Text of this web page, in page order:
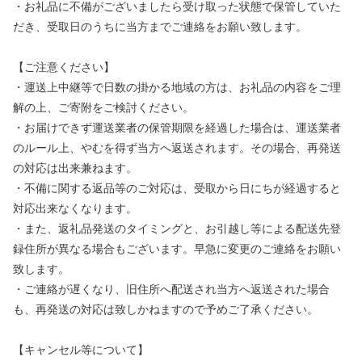
・お礼品に不備がございましたら受け取った状態で保管していた
だき、受取日のうちに当方までご連絡をお願い致します。
【ご注意ください】
・運送上中継等で日数の掛かる地域の方は、お礼品の内容をご理
解の上、ご寄附をご検討ください。
・お届けできず運送業者の保管期限を経過した場合は、運送業者
のルール上、やむを得ず当方へ返送されます。その場合、再発送
の対応は出来兼ねます。
・不備に関する返品等のご対応は、受取から日にちが経過すると
対応出来なくなります。
・また、返礼品発送のタイミングと、お引越し等による配送先登
録住所が異なる場合もございます。早急に変更のご連絡をお願い
致します。
・ご連絡が遅くなり、旧住所へ配送され当方へ返送された場合
も、再発送の対応は致しかねますので予めご了承ください。
【キャンセル等について】